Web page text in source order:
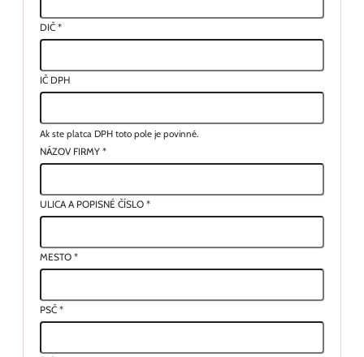
DIČ *
IČ DPH
Ak ste platca DPH toto pole je povinné.
NÁZOV FIRMY *
ULICA A POPISNÉ ČÍSLO *
MESTO *
PSČ *